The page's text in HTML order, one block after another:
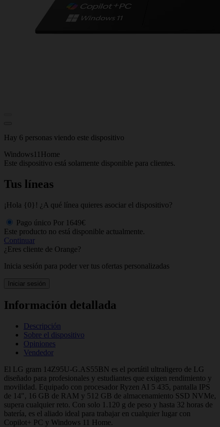
Hay 6 personas viendo este dispositivo
Windows11Home
Este dispositivo está solamente disponible para clientes.
Tus líneas
¡Hola {0}! ¿A qué línea quieres asociar el dispositivo?
Pago único Por 1649€
Este producto no está disponible actualmente.
Continuar
¿Eres cliente de Orange?
Inicia sesión para poder ver tus ofertas personalizadas
Iniciar sesión
Información detallada
Descripción
Sobre el dispositivo
Opiniones
Vendedor
El LG gram 14Z95U-G.AS55BN es el portátil ultraligero de LG
diseñado para profesionales y estudiantes que exigen rendimiento y
movilidad. Equipado con procesador Ryzen AI 5 435, pantalla IPS
de 14", 16 GB de RAM y 512 GB de almacenamiento SSD NVMe,
supera cualquier reto. Con solo 1.120 g de peso y hasta 32 horas de
batería, es el aliado ideal para trabajar en cualquier lugar con
Copilot+ PC y Windows 11 Home.